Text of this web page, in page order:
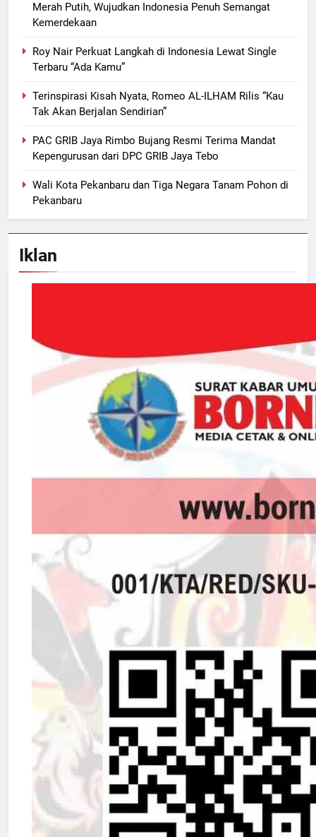
Merah Putih, Wujudkan Indonesia Penuh Semangat
Kemerdekaan
Roy Nair Perkuat Langkah di Indonesia Lewat Single
Terbaru “Ada Kamu”
Terinspirasi Kisah Nyata, Romeo AL-ILHAM Rilis “Kau
Tak Akan Berjalan Sendirian”
PAC GRIB Jaya Rimbo Bujang Resmi Terima Mandat
Kepengurusan dari DPC GRIB Jaya Tebo
Wali Kota Pekanbaru dan Tiga Negara Tanam Pohon di
Pekanbaru
Iklan